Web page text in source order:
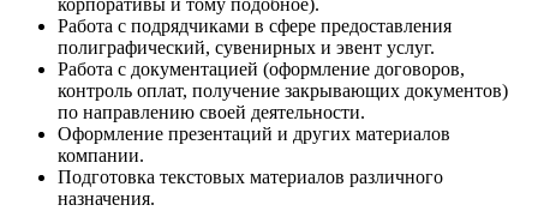
корпоративы и тому подобное).
Работа с подрядчиками в сфере предоставления
полиграфический, сувенирных и эвент услуг.
Работа с документацией (оформление договоров,
контроль оплат, получение закрывающих документов)
по направлению своей деятельности.
Оформление презентаций и других материалов
компании.
Подготовка текстовых материалов различного
назначения.